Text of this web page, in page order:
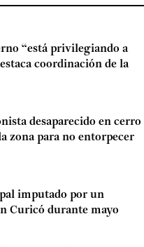
“está privilegiando a
coordinación de la
desaparecido en cerro
zona para no entorpecer
imputado por un
Curicó durante mayo